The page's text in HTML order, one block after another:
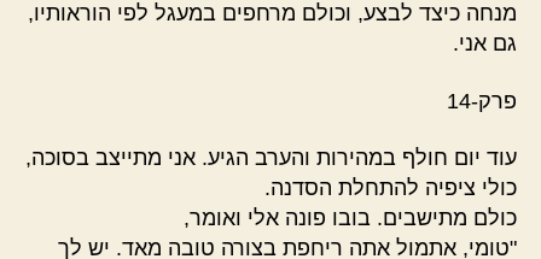
מנחה כיצד לבצע, וכולם מרחפים במעגל לפי הוראותיו,
גם אני.
פרק-14
עוד יום חולף במהירות והערב הגיע. אני מתייצב בסוכה,
כולי ציפיה להתחלת הסדנה.
כולם מתישבים. בובו פונה אלי ואומר,
"טומי, אתמול אתה ריחפת בצורה טובה מאד. יש לך